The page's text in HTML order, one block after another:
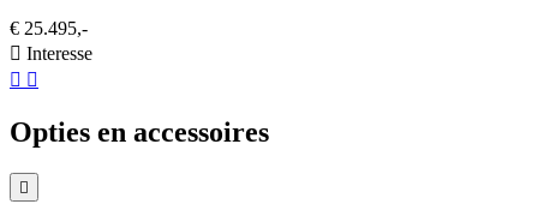
€ 25.495,-
Interesse
Opties en accessoires